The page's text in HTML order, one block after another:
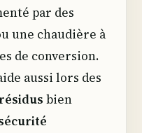
par des
une chaudière à
de conversion.
aussi lors des
résidus bien